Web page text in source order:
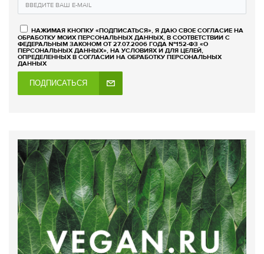
НАЖИМАЯ КНОПКУ «ПОДПИСАТЬСЯ», Я ДАЮ СВОЕ СОГЛАСИЕ НА
ОБРАБОТКУ МОИХ ПЕРСОНАЛЬНЫХ ДАННЫХ, В СООТВЕТСТВИИ С
ФЕДЕРАЛЬНЫМ ЗАКОНОМ ОТ 27.07.2006 ГОДА №152-ФЗ «О
ПЕРСОНАЛЬНЫХ ДАННЫХ», НА УСЛОВИЯХ И ДЛЯ ЦЕЛЕЙ,
ОПРЕДЕЛЕННЫХ В СОГЛАСИИ НА ОБРАБОТКУ ПЕРСОНАЛЬНЫХ
ДАННЫХ
ПОДПИСАТЬСЯ